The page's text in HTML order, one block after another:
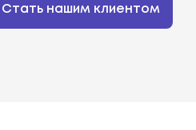
Стать нашим клиентом